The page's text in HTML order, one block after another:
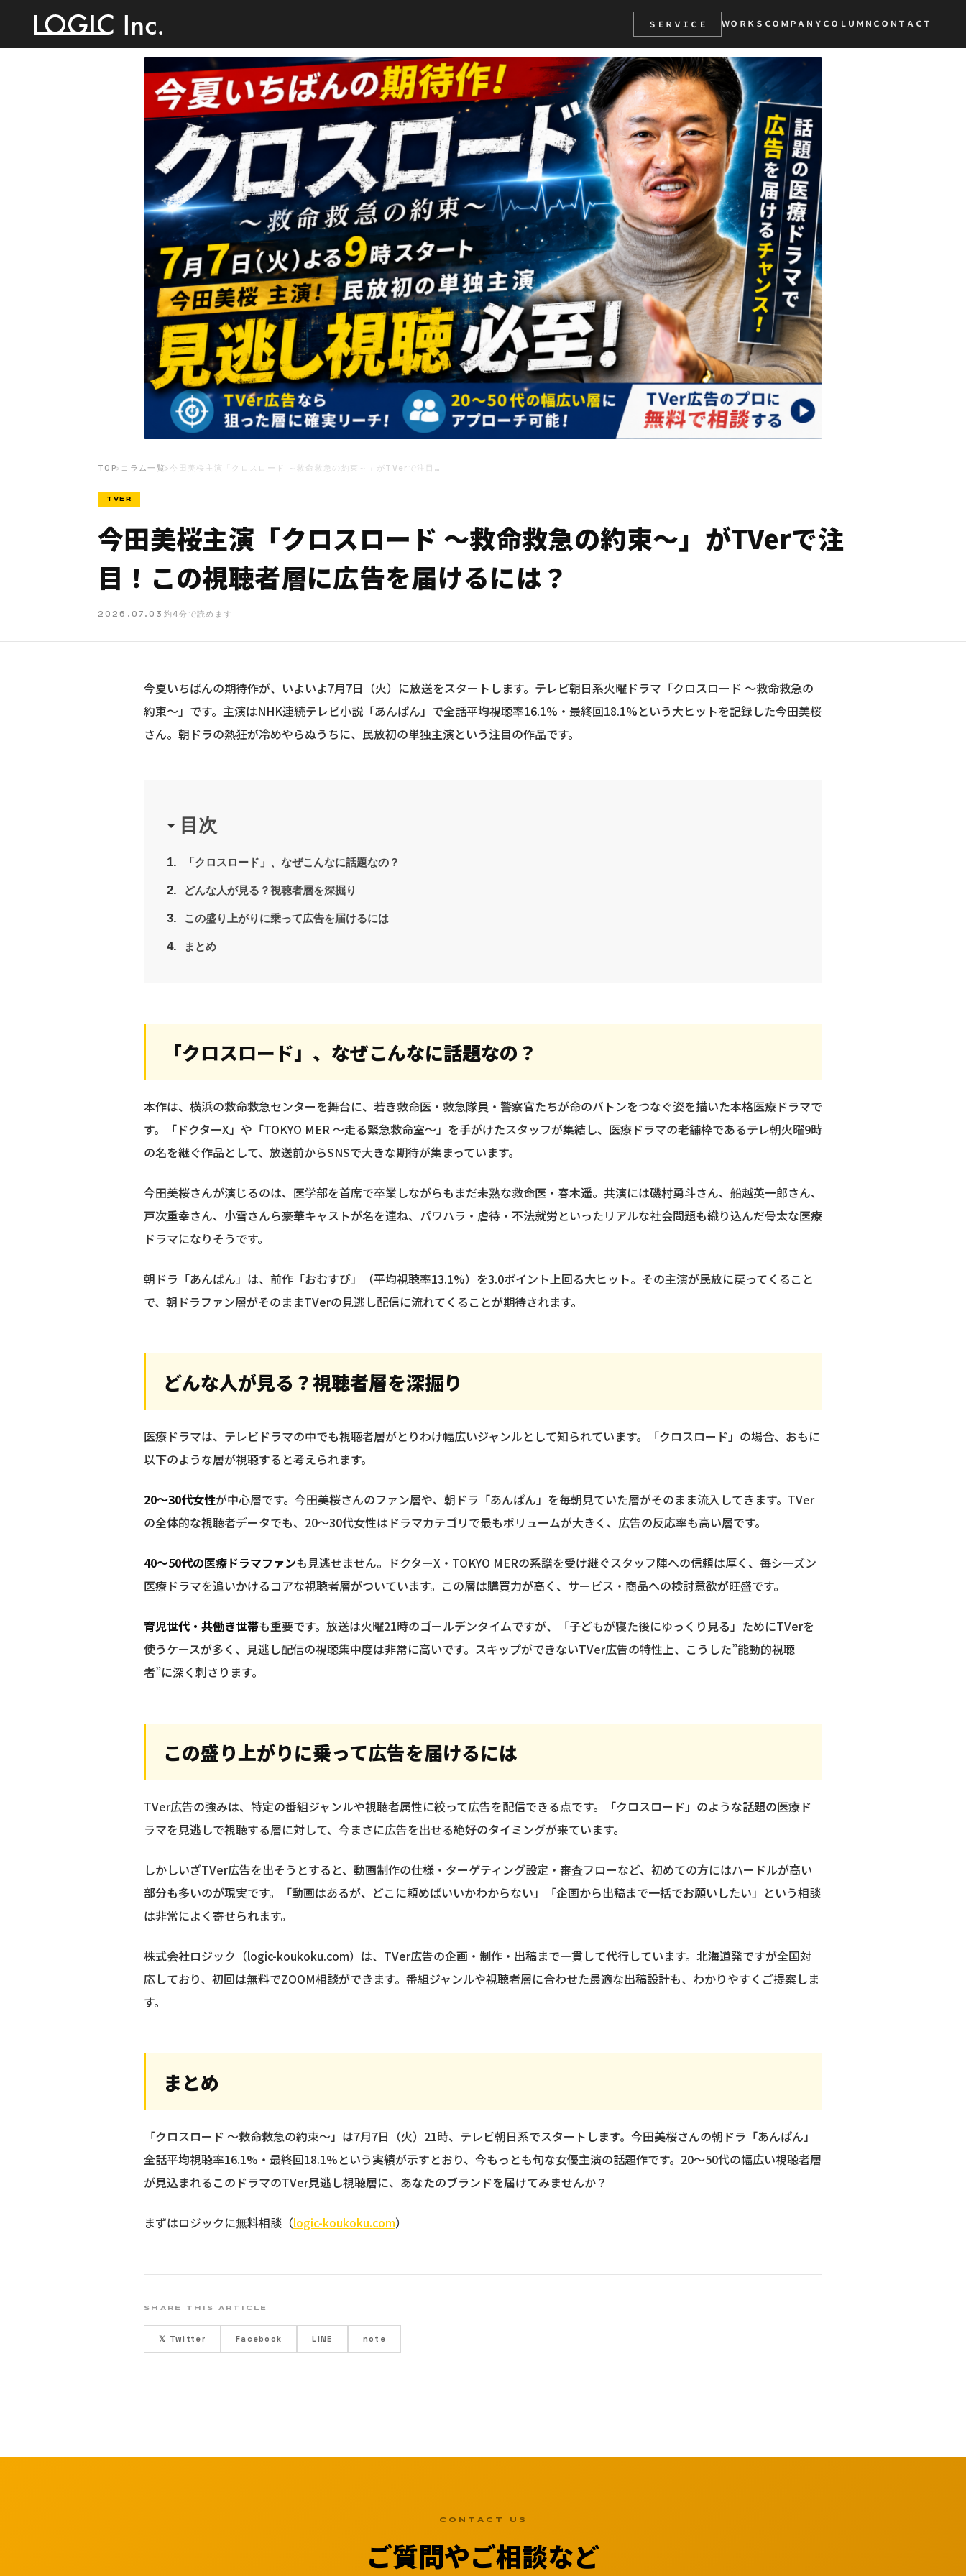
ＳＥＲＶＩＣＥ ＷＯＲＫＳ ＣＯＭＰＡＮＹ ＣＯＬＵＭＮ ＣＯＮＴＡＣＴ
TOP› コラム一覧 › 今田美桜主演「クロスロード ～救命救急の約束～」がTVerで注目…
TVER
今田美桜主演「クロスロード ～救命救急の約束～」がTVerで注
目！この視聴者層に広告を届けるには？
2026.07.03 約4分で読めます
今夏いちばんの期待作が、いよいよ7月7日（火）に放送をスタートします。テレビ朝日系火曜ドラマ「クロスロード ～救命救急の
約束～」です。主演はNHK連続テレビ小説「あんぱん」で全話平均視聴率16.1%・最終回18.1%という大ヒットを記録した今田美桜
さん。朝ドラの熱狂が冷めやらぬうちに、民放初の単独主演という注目の作品です。
目次
「クロスロード」、なぜこんなに話題なの？
どんな人が見る？視聴者層を深掘り
この盛り上がりに乗って広告を届けるには
まとめ
「クロスロード」、なぜこんなに話題なの？
本作は、横浜の救命救急センターを舞台に、若き救命医・救急隊員・警察官たちが命のバトンをつなぐ姿を描いた本格医療ドラマで
す。「ドクターX」や「TOKYO MER ～走る緊急救命室～」を手がけたスタッフが集結し、医療ドラマの老舗枠であるテレ朝火曜9時
の名を継ぐ作品として、放送前からSNSで大きな期待が集まっています。
今田美桜さんが演じるのは、医学部を首席で卒業しながらもまだ未熟な救命医・春木遥。共演には磯村勇斗さん、船越英一郎さん、
戸次重幸さん、小雪さんら豪華キャストが名を連ね、パワハラ・虐待・不法就労といったリアルな社会問題も織り込んだ骨太な医療
ドラマになりそうです。
朝ドラ「あんぱん」は、前作「おむすび」（平均視聴率13.1%）を3.0ポイント上回る大ヒット。その主演が民放に戻ってくること
で、朝ドラファン層がそのままTVerの見逃し配信に流れてくることが期待されます。
どんな人が見る？視聴者層を深掘り
医療ドラマは、テレビドラマの中でも視聴者層がとりわけ幅広いジャンルとして知られています。「クロスロード」の場合、おもに
以下のような層が視聴すると考えられます。
20〜30代女性が中心層です。今田美桜さんのファン層や、朝ドラ「あんぱん」を毎朝見ていた層がそのまま流入してきます。TVer
の全体的な視聴者データでも、20〜30代女性はドラマカテゴリで最もボリュームが大きく、広告の反応率も高い層です。
40〜50代の医療ドラマファンも見逃せません。ドクターX・TOKYO MERの系譜を受け継ぐスタッフ陣への信頼は厚く、毎シーズン
医療ドラマを追いかけるコアな視聴者層がついています。この層は購買力が高く、サービス・商品への検討意欲が旺盛です。
育児世代・共働き世帯も重要です。放送は火曜21時のゴールデンタイムですが、「子どもが寝た後にゆっくり見る」ためにTVerを
使うケースが多く、見逃し配信の視聴集中度は非常に高いです。スキップができないTVer広告の特性上、こうした”能動的視聴
者”に深く刺さります。
この盛り上がりに乗って広告を届けるには
TVer広告の強みは、特定の番組ジャンルや視聴者属性に絞って広告を配信できる点です。「クロスロード」のような話題の医療ド
ラマを見逃しで視聴する層に対して、今まさに広告を出せる絶好のタイミングが来ています。
しかしいざTVer広告を出そうとすると、動画制作の仕様・ターゲティング設定・審査フローなど、初めての方にはハードルが高い
部分も多いのが現実です。「動画はあるが、どこに頼めばいいかわからない」「企画から出稿まで一括でお願いしたい」という相談
は非常によく寄せられます。
株式会社ロジック（logic-koukoku.com）は、TVer広告の企画・制作・出稿まで一貫して代行しています。北海道発ですが全国対
応しており、初回は無料でZOOM相談ができます。番組ジャンルや視聴者層に合わせた最適な出稿設計も、わかりやすくご提案しま
す。
まとめ
「クロスロード ～救命救急の約束～」は7月7日（火）21時、テレビ朝日系でスタートします。今田美桜さんの朝ドラ「あんぱん」
全話平均視聴率16.1%・最終回18.1%という実績が示すとおり、今もっとも旬な女優主演の話題作です。20〜50代の幅広い視聴者層
が見込まれるこのドラマのTVer見逃し視聴層に、あなたのブランドを届けてみませんか？
まずはロジックに無料相談（logic-koukoku.com）
SHARE THIS ARTICLE
𝕏 Twitter Facebook LINE note
CONTACT US
ご質問やご相談など